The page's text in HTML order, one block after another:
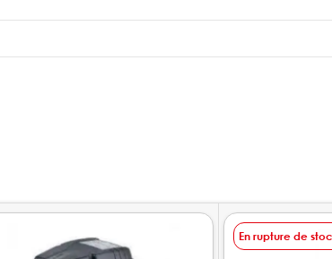
En rupture de